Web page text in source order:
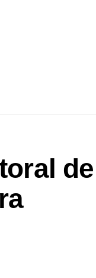
de